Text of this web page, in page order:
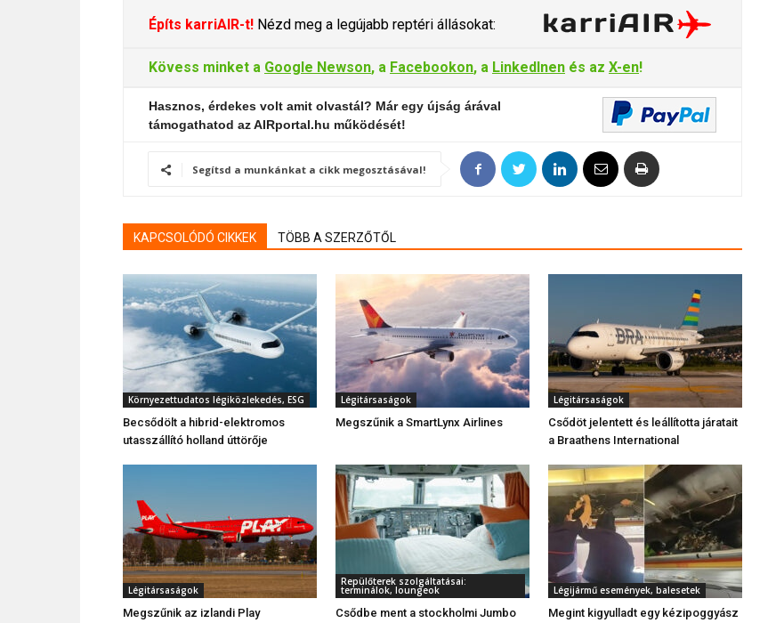
Építs karriAIR-t! Nézd meg a legújabb reptéri állásokat:
Kövess minket a Google Newson, a Facebookon, a LinkedInen és az X-en!
Hasznos, érdekes volt amit olvastál? Már egy újság árával
támogathatod az AIRportal.hu működését!
Segítsd a munkánkat a cikk megosztásával!
KAPCSOLÓDÓ CIKKEK TÖBB A SZERZŐTŐL
Környezettudatos légiközlekedés, ESG
Becsődölt a hibrid-elektromos
utasszállító holland úttörője
Légitársaságok
Megszűnik a SmartLynx Airlines
Légitársaságok
Csődöt jelentett és leállította járatait
a Braathens International
Légitársaságok
Megszűnik az izlandi Play
Repülőterek szolgáltatásai:
terminálok, loungeok
Csődbe ment a stockholmi Jumbo
Légijármű események, balesetek
Megint kigyulladt egy kézipoggyász